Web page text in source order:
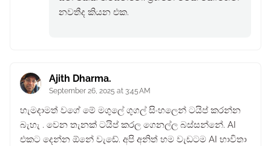
නවතීද කියන එක.
Ajith Dharma.
September 26, 2025 at 3:45 AM
හැමදාමත් වගේ මේ මගුලේ ගුගල් සිංහලෙන් ටයිප් කරන්න
බැහැ . වෙන තැනක් ටයිප් කරල ගෙනල්ල බස්සන්නේ. AI
එකට දෙන්න ඕනේ වැඩේ. අපි අනිත් හම වැඩටම AI භාවිතා